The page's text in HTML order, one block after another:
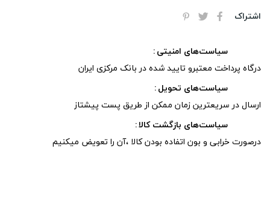
اشتراک
سیاست‌های امنیتی
درگاه پرداخت معتبرو تایید شده در بانک مرکزی ایران
سیاست‌های تحویل
ارسال در سریعترین زمان ممکن از طریق پست پیشتاز
سیاست‌های بازگشت کالا
درصورت خرابی و بون اتفاده بودن کالا ،آن را تعویض میکنیم